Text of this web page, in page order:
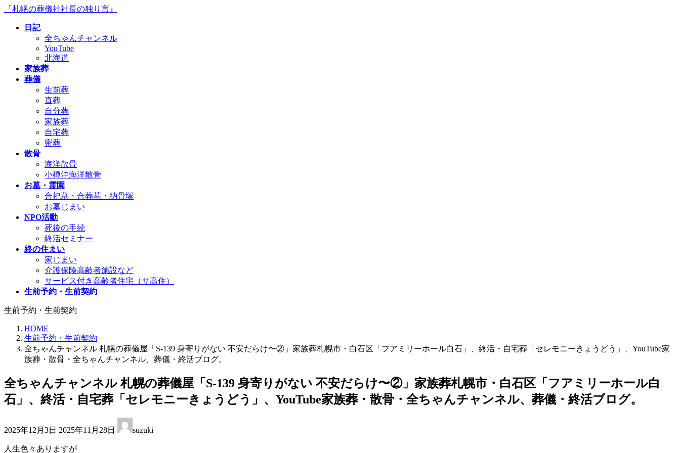
コ
ナ
『札幌の葬儀社社長の独り言』
日記
全ちゃんチャンネル
YouTube
北海道
家族葬
葬儀
生前葬
直葬
自分葬
家族葬
自宅葬
密葬
散骨
海洋散骨
小樽沖海洋散骨
お墓・霊園
合祀墓・合葬墓・納骨塚
お墓じまい
NPO活動
死後の手続
終活セミナー
終の住まい
家じまい
介護保険高齢者施設など
サービス付き高齢者住宅（サ高住）
生前予約・生前契約
生前予約・生前契約
HOME
生前予約・生前契約
全ちゃんチャンネル 札幌の葬儀屋「S-139 身寄りがない 不安だらけ〜②」家族葬札幌市・白石区「フアミリーホール白石」、終活・自宅葬「セレモニーきょうどう」、YouTube家
族葬・散骨・全ちゃんチャンネル、葬儀・終活ブログ。
全ちゃんチャンネル 札幌の葬儀屋「S-139 身寄りがない 不安だらけ〜②」家族葬札幌市・白石区「フアミリーホール白
石」、終活・自宅葬「セレモニーきょうどう」、YouTube家族葬・散骨・全ちゃんチャンネル、葬儀・終活ブログ。
2025年12月3日 終
2025年11月28日 suzuki
人生色々ありますが